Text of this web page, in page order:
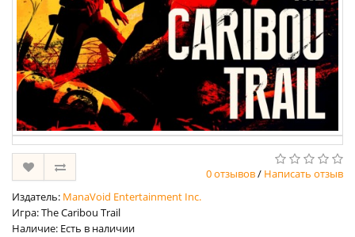
0 отзывов/ Написать отзыв
Издатель: ManaVoid Entertainment Inc.
Игра: The Caribou Trail
Наличие: Есть в наличии